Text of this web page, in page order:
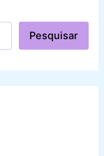
Pesquisar